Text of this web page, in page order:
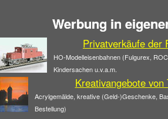
Werbung in
Privatverkäufe der
HO-Modelleisenbahnen (Fulgurex,
Kindersachen u.v.a.m.
Kreativangebote von
Acrylgemälde, kreative (Geld-)Geschenke,
Bestellung)